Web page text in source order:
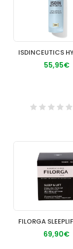
55,95€
69,90€